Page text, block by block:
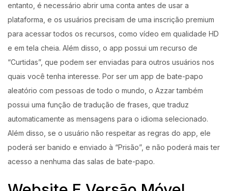
entanto, é necessário abrir uma conta antes de usar a
plataforma, e os usuários precisam de uma inscrição premium
para acessar todos os recursos, como vídeo em qualidade HD
e em tela cheia. Além disso, o app possui um recurso de
“Curtidas”, que podem ser enviadas para outros usuários nos
quais você tenha interesse. Por ser um app de bate-papo
aleatório com pessoas de todo o mundo, o Azzar também
possui uma função de tradução de frases, que traduz
automaticamente as mensagens para o idioma selecionado.
Além disso, se o usuário não respeitar as regras do app, ele
poderá ser banido e enviado à “Prisão”, e não poderá mais ter
acesso a nenhuma das salas de bate-papo.